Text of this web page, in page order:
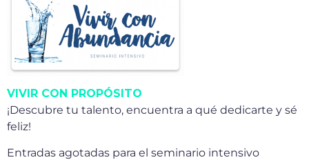
VIVIR CON PROPÓSITO
¡Descubre tu talento, encuentra a qué dedicarte y sé
feliz!
Entradas agotadas para el seminario intensivo